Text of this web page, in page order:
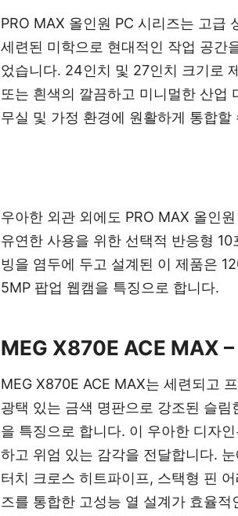
PRO MAX 올인원 PC 시리즈는 고급
세련된 미학으로 현대적인 작업 공간
었습니다. 24인치 및 27인치 크기로
또는 흰색의 깔끔하고 미니멀한 산업
무실 및 가정 환경에 원활하게 통합할
우아한 외관 외에도 PRO MAX 올인
유연한 사용을 위한 선택적 반응형
빙을 염두에 두고 설계된 이 제품은
5MP 팝업 웹캠을 특징으로 합니다.
MEG X870E ACE MAX
MEG X870E ACE MAX는 세련되고
광택 있는 금색 명판으로 강조된 슬
을 특징으로 합니다. 이 우아한 디자
하고 위엄 있는 감각을 전달합니다.
터치 크로스 히트파이프, 스택형 핀
즈를 통합한 고성능 열 설계가 효율